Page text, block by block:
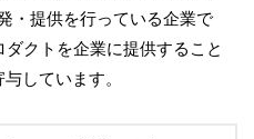
・提供を行っている企業で
ダクトを企業に提供すること
しています。